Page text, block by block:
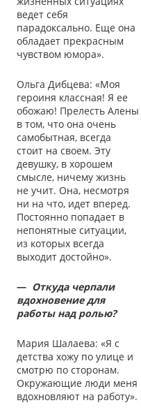
ведет себя
парадоксально. Еще она
обладает прекрасным
чувством юмора».
Ольга Дибцева: «Моя
героиня классная! Я ее
обожаю! Прелесть Алены
в том, что она очень
самобытная, всегда
стоит на своем. Эту
девушку, в хорошем
смысле, ничему жизнь
не учит. Она, несмотря
ни на что, идет вперед.
Постоянно попадает в
непонятные ситуации,
из которых всегда
выходит достойно».
— Откуда черпали
вдохновение для
работы над ролью?
Мария Шалаева: «Я с
детства хожу по улице и
смотрю по сторонам.
Окружающие люди меня
вдохновляют на работу».